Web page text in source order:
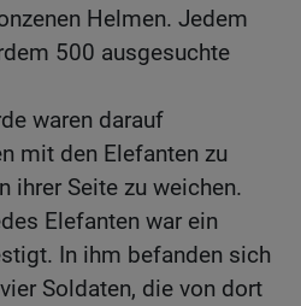
Helmen. Jedem
500 ausgesuchte
waren darauf
mit den Elefanten zu
ihrer Seite zu weichen.
Elefanten war ein
In ihm befanden sich
Soldaten, die von dort